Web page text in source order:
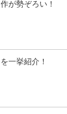
が勢ぞろい！
一挙紹介！